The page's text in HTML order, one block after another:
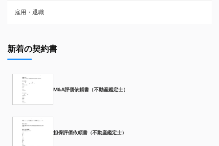
雇用・退職
新着の契約書
M&A評価依頼書（不動産鑑定士）
担保評価依頼書（不動産鑑定士）